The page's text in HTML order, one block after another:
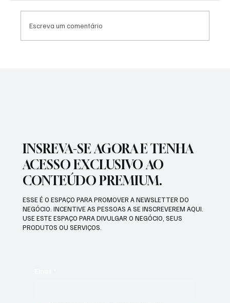
Escreva um comentário
INSREVA-SE AGORA E TENHA
ACESSO EXCLUSIVO AO
CONTEÚDO PREMIUM.
ESSE É O ESPAÇO PARA PROMOVER A NEWSLETTER DO
NEGÓCIO. INCENTIVE AS PESSOAS A SE INSCREVEREM AQUI.
USE ESTE ESPAÇO PARA DIVULGAR O NEGÓCIO, SEUS
PRODUTOS OU SERVIÇOS.